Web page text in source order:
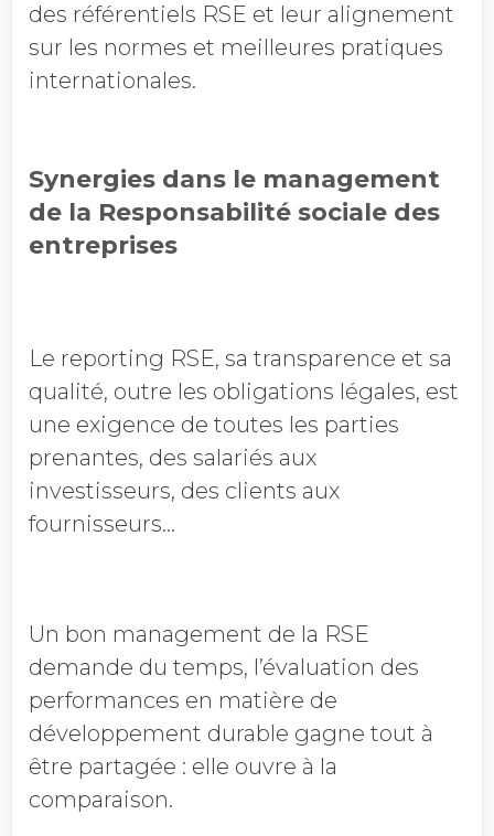
des référentiels RSE et leur alignement
sur les normes et meilleures pratiques
internationales.
Synergies dans le management
de la Responsabilité sociale des
entreprises
Le reporting RSE, sa transparence et sa
qualité, outre les obligations légales, est
une exigence de toutes les parties
prenantes, des salariés aux
investisseurs, des clients aux
fournisseurs…
Un bon management de la RSE
demande du temps, l’évaluation des
performances en matière de
développement durable gagne tout à
être partagée : elle ouvre à la
comparaison.